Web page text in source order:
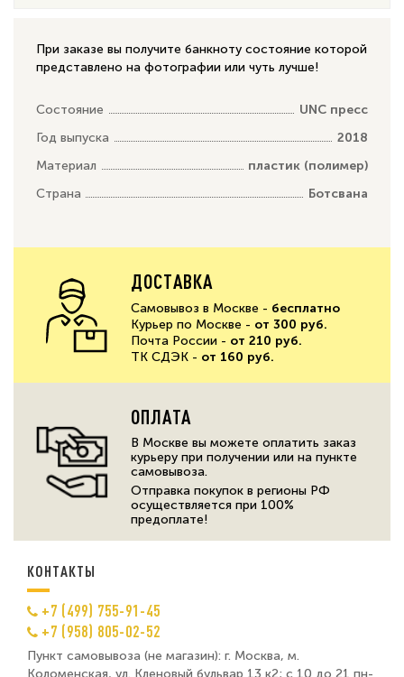
При заказе вы получите банкноту состояние которой
представлено на фотографии или чуть лучше!
Состояние
UNC пресс
Год выпуска
2018
Материал
пластик (полимер)
Страна
Ботсвана
ДОСТАВКА
Самовывоз в Москве - бесплатно
Курьер по Москве - от 300 руб.
Почта России - от 210 руб.
ТК СДЭК - от 160 руб.
ОПЛАТА
В Москве вы можете оплатить заказ
курьеру при получении или на пункте
самовывоза.
Отправка покупок в регионы РФ
осуществляется при 100%
предоплате!
КОНТАКТЫ
+7 (499) 755-91-45
+7 (958) 805-02-52
Пункт самовывоза (не магазин): г. Москва, м.
Коломенская, ул. Кленовый бульвар 13 к2; с 10 до 21 пн-